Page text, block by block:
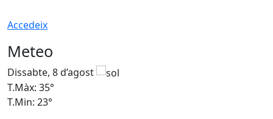
Accedeix
Meteo
Dissabte, 8 d’agost
T.Màx: 35°
T.Min: 23°